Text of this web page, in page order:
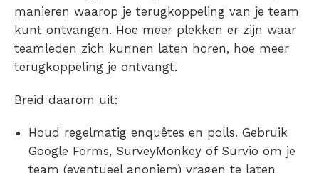
manieren waarop je terugkoppeling van je team
kunt ontvangen. Hoe meer plekken er zijn waar
teamleden zich kunnen laten horen, hoe meer
terugkoppeling je ontvangt.
Breid daarom uit:
Houd regelmatig enquêtes en polls. Gebruik
Google Forms, SurveyMonkey of Survio om je
team (eventueel anoniem) vragen te laten